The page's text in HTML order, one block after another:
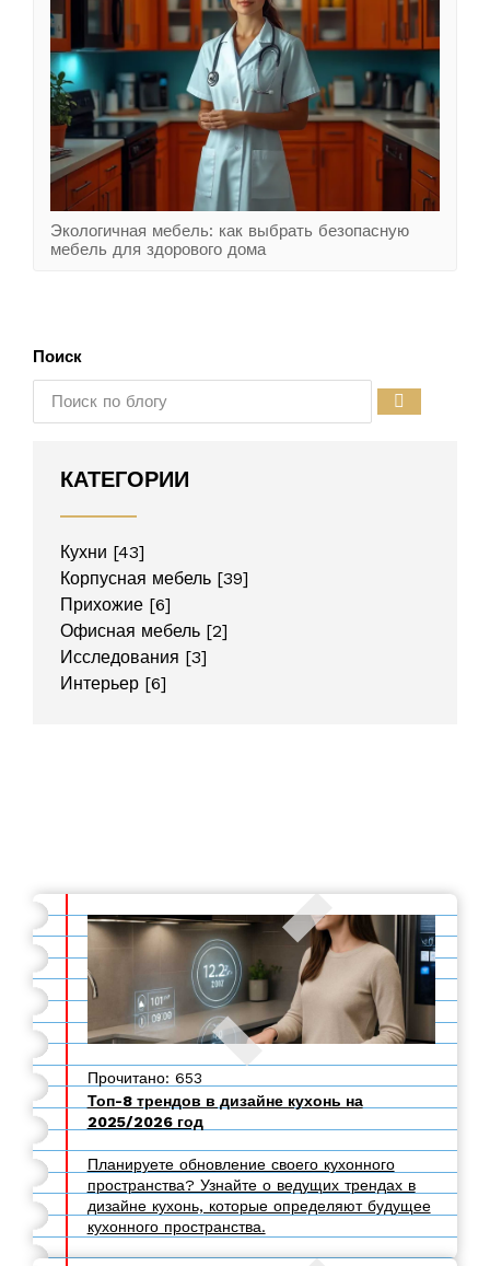
Поиск
КАТЕГОРИИ
Кухни [43]
Корпусная мебель [39]
Прихожие [6]
Офисная мебель [2]
Исследования [3]
Интерьер [6]
Прочитано: 653
Топ-8 трендов в дизайне кухонь на
2025/2026 год
Планируете обновление своего кухонного
пространства? Узнайте о ведущих трендах в
дизайне кухонь, которые определяют будущее
кухонного пространства.
Экологичная мебель: как выбрать безопасную
мебель для здорового дома